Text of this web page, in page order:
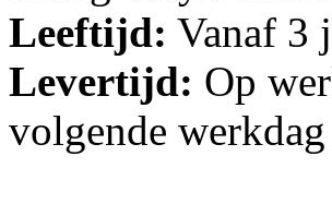
Leeftijd: Vanaf 3
Levertijd: Op
volgende